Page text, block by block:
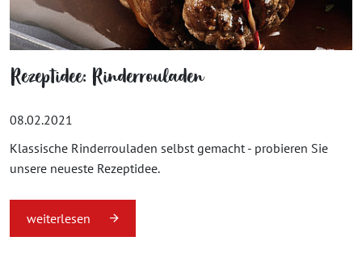
Rezeptidee: Rinderrouladen
08.02.2021
Klassische Rinderrouladen selbst gemacht - probieren Sie
unsere neueste Rezeptidee.
weiterlesen